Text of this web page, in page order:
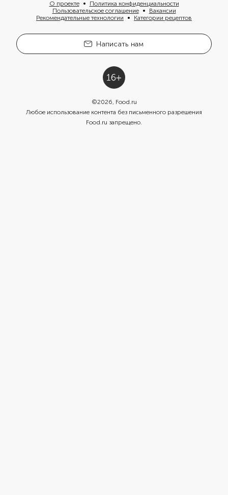
О проекте
Политика конфиденциальности
Пользовательское соглашение
Вакансии
Рекомендательные технологии
Категории рецептов
Написать нам
©2026, Food.ru
Любое использование контента без письменного разрешения
Food.ru запрещено.